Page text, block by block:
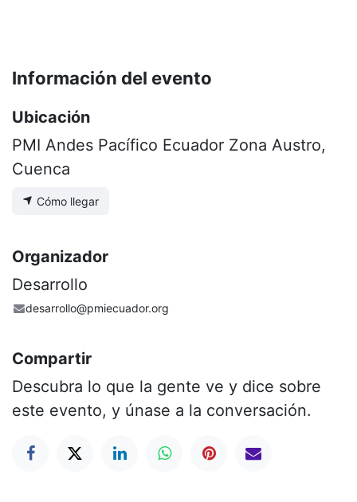
Información del evento
Ubicación
PMI Andes Pacífico Ecuador Zona Austro,
Cuenca
Cómo llegar
Organizador
Desarrollo
desarrollo@pmiecuador.org
Compartir
Descubra lo que la gente ve y dice sobre
este evento, y únase a la conversación.